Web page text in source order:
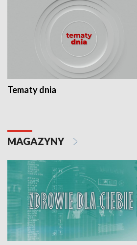
Tematy dnia
MAGAZYNY